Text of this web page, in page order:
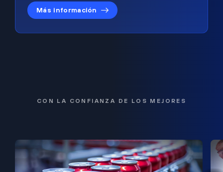
Más información
CON LA CONFIANZA DE LOS MEJORES